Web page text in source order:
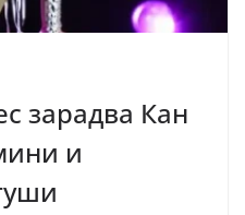
зарадва Кан
и